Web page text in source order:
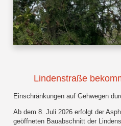
Lindenstraße
Einschränkungen auf Gehwegen
Ab dem 8. Juli 2026 erfolgt der
geöffneten Bauabschnitt der